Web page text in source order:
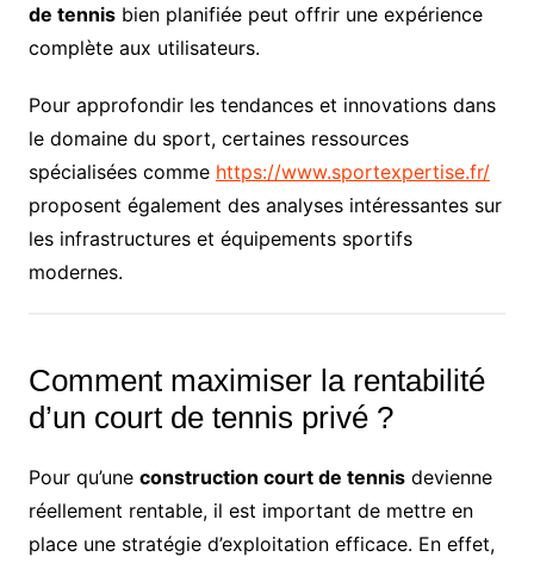
de tennisbien planifiée peut offrir une expérience
complète aux utilisateurs.
Pour approfondir les tendances et innovations dans
le domaine du sport, certaines ressources
spécialisées comme https://www.sportexpertise.fr/
proposent également des analyses intéressantes sur
les infrastructures et équipements sportifs
modernes.
Comment maximiser la rentabilité
d’un court de tennis privé ?
Pour qu’une construction court de tennisdevienne
réellement rentable, il est important de mettre en
place une stratégie d’exploitation efficace. En effet,